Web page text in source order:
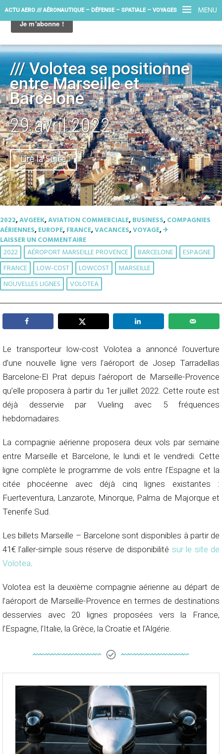
MENU
ACTU AERO /// AÉRONAUTIQUE – DÉFENSE – SPATIALE – VOYAGES
/// Volotea se positionne
entre Marseille et
Barcelone
29 avril 2022
Lire la Suite
2022,AVGEEK,AVIATION COMMERCIALE,BUSINESS,COMPAGNIES
AÉRIENNES,EUROPE,FRANCE,VACANCES,VOYAGE,✈︎
LAISSER UN COMMENTAIRE
2022 AÉROPORT MARSEILLE PROVENCE BARCELONE
ESPAGNE
FRANCE
LOW-COST LOWCOST
MARSEILLE
NOUVELLES LIGNES
VOLOTEA
Le transporteur low-cost Volotea a annoncé l’ouverture
d’une nouvelle ligne vers l’aéroport de Josep Tarradellas
Barcelone-El Prat depuis l’aéroport de Marseille-Provence
qu’elle proposera à partir du 1er juillet 2022. Cette route est
déjà desservie par Vueling avec 5 fréquences
hebdomadaires.
La compagnie aérienne proposera deux vols par semaine
entre Marseille et Barcelone, le lundi et le vendredi. Cette
ligne complète le programme de vols entre l’Espagne et la
citée phocéenne avec déjà cinq lignes existantes :
Fuerteventura, Lanzarote, Minorque, Palma de Majorque et
Tenerife Sud.
Les billets Marseille – Barcelone sont disponibles à partir de
41€ l’aller-simple sous réserve de disponibilité sur le site de
Volotea.
Volotea est la deuxième compagnie aérienne au départ de
l’aéroport de Marseille-Provence en termes de destinations
desservies avec 20 lignes proposées vers la France,
l’Espagne, l’Italie, la Grèce, la Croatie et l’Algérie.